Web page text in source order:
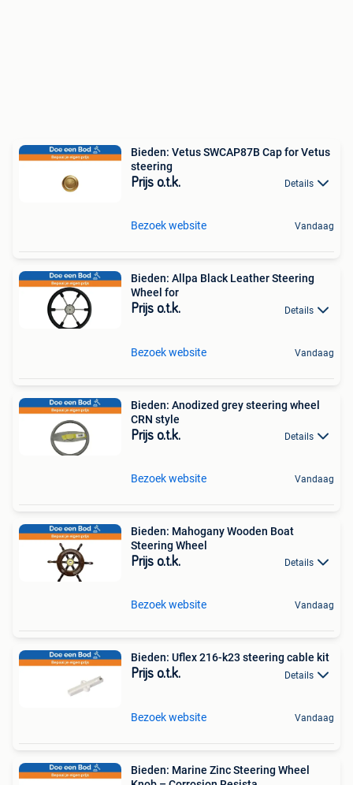
Bieden: Vetus SWCAP87B Cap for Vetus
steering
Prijs o.t.k. Details
Bezoek website Vandaag
Bieden: Allpa Black Leather Steering
Wheel for
Prijs o.t.k. Details
Bezoek website Vandaag
Bieden: Anodized grey steering wheel
CRN style
Prijs o.t.k. Details
Bezoek website Vandaag
Bieden: Mahogany Wooden Boat
Steering Wheel
Prijs o.t.k. Details
Bezoek website Vandaag
Bieden: Uflex 216-k23 steering cable kit
Prijs o.t.k. Details
Bezoek website Vandaag
Bieden: Marine Zinc Steering Wheel